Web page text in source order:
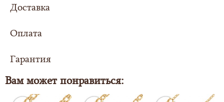
Доставка
Сумма заказа составила
совершенно
Оплата
Выбери свой вариант оплаты заказа:
Гарантия
Вам может понравиться: